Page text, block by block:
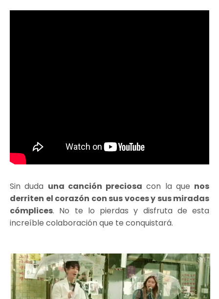
Sin duda una canción preciosa con la que nos
derriten el corazón con sus voces y sus miradas
cómplices. No te lo pierdas y disfruta de esta
increíble colaboración que te conquistará.